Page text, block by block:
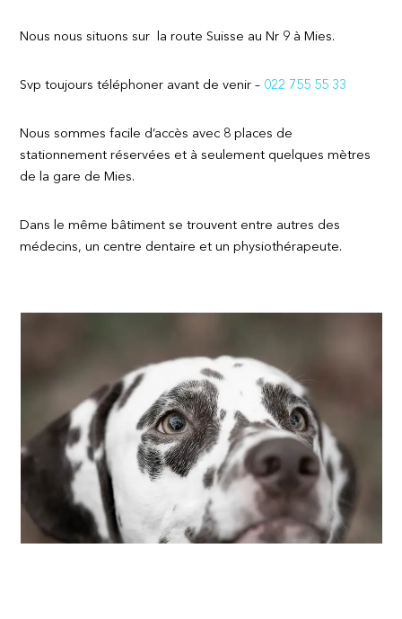
Nous nous situons sur la route Suisse au Nr 9 à Mies.
Svp toujours téléphoner avant de venir – 022 755 55 33
Nous sommes facile d’accès avec 8 places de
stationnement réservées et à seulement quelques mètres
de la gare de Mies.
Dans le même bâtiment se trouvent entre autres des
médecins, un centre dentaire et un physiothérapeute.